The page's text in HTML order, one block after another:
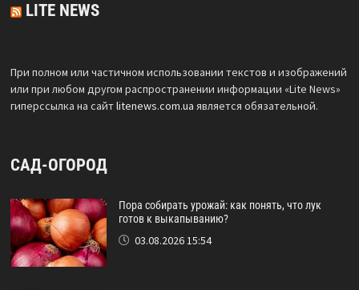
LITE NEWS
При полном или частичном использовании текстов и изображений
или при любом другом распространении информации «Lite News»
гиперссылка на сайтlitenews.com.ua является обязательной.
САД-ОГОРОД
Пора собирать урожай: как понять, что лук
готов к выкапыванию?
03.08.2026 15:54